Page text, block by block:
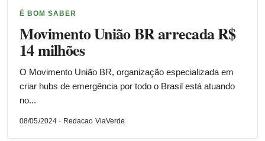
É BOM SABER
Movimento União BR arrecada R$
14 milhões
O Movimento União BR, organização especializada em
criar hubs de emergência por todo o Brasil está atuando
no...
08/05/2024 · Redacao ViaVerde